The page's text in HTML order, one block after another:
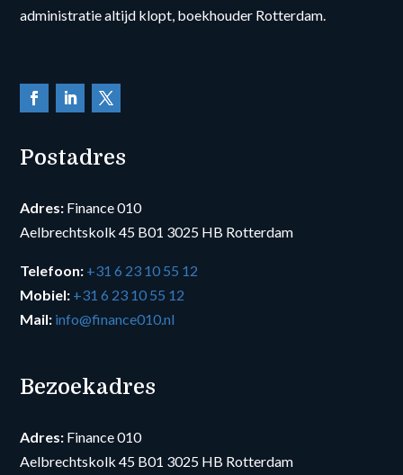
administratie altijd klopt, boekhouder Rotterdam.
Postadres
Adres: Finance 010
Aelbrechtskolk 45 B01 3025 HB Rotterdam
Telefoon: +31 6 23 10 55 12
Mobiel: +31 6 23 10 55 12
Mail: info@finance010.nl
Bezoekadres
Adres: Finance 010
Aelbrechtskolk 45 B01 3025 HB Rotterdam